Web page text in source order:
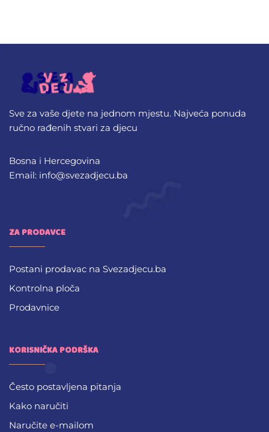
Sve za vaše djete na jednom mjestu. Najveća ponuda
ručno rađenih stvari za djecu
Bosna i Hercegovina
Email: info@svezadjecu.ba
ZA PRODAVCE
Postani prodavac na Svezadjecu.ba
Kontrolna ploča
Prodavnice
KORISNIČKA PODRŠKA
Često postavljena pitanja
Kako naručiti
Naručite e-mailom